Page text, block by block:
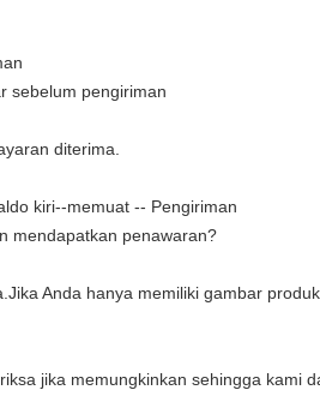
sebelum pengiriman
diterima.
kiri--memuat -- Pengiriman
mendapatkan penawaran?
Anda hanya memiliki gambar
jika memungkinkan sehingga kami